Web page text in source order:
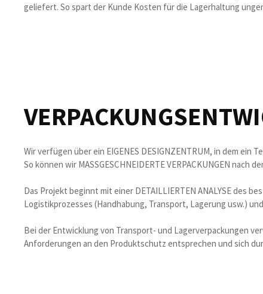
geliefert. So spart der Kunde Kosten für die Lagerhaltung
Wir verfügen über ein EIGENES DESIGNZENTRUM, in dem
So können wir MASSGESCHNEIDERTE VERPACKUNGEN
Das Projekt beginnt mit einer DETAILLIERTEN ANALYSE des
Logistikprozesses (Handhabung, Transport, Lagerung usw.)
Bei der Entwicklung von Transport- und Lagerverpackungen
Anforderungen an den Produktschutz entsprechen und sich